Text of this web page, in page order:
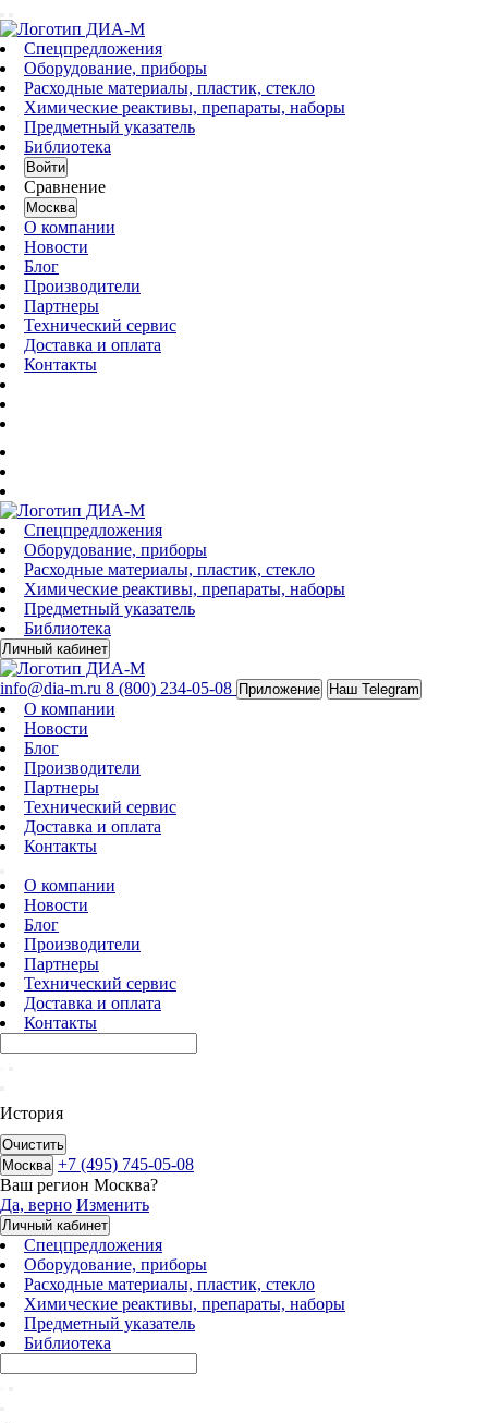
Спецпредложения
Оборудование, приборы
Расходные материалы, пластик, стекло
Химические реактивы, препараты, наборы
Предметный указатель
Библиотека
Войти
Сравнение
Москва
О компании
Новости
Блог
Производители
Партнеры
Технический сервис
Доставка и оплата
Контакты
Спецпредложения
Оборудование, приборы
Расходные материалы, пластик, стекло
Химические реактивы, препараты, наборы
Предметный указатель
Библиотека
Личный кабинет
info@dia-m.ru 8 (800) 234-05-08 Приложение Наш Telegram
О компании
Новости
Блог
Производители
Партнеры
Технический сервис
Доставка и оплата
Контакты
О компании
Новости
Блог
Производители
Партнеры
Технический сервис
Доставка и оплата
Контакты
История
Очистить
Москва +7 (495) 745-05-08
Ваш регион Москва?
Да, верно Изменить
Личный кабинет
Спецпредложения
Оборудование, приборы
Расходные материалы, пластик, стекло
Химические реактивы, препараты, наборы
Предметный указатель
Библиотека